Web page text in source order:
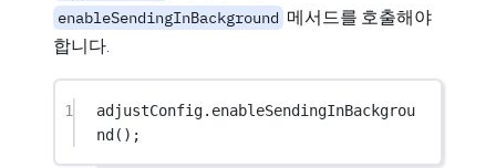
enableSendingInBackground 메서드를 호출해야
합니다.
1 adjustConfig. enableSendingInBackgrou
nd();